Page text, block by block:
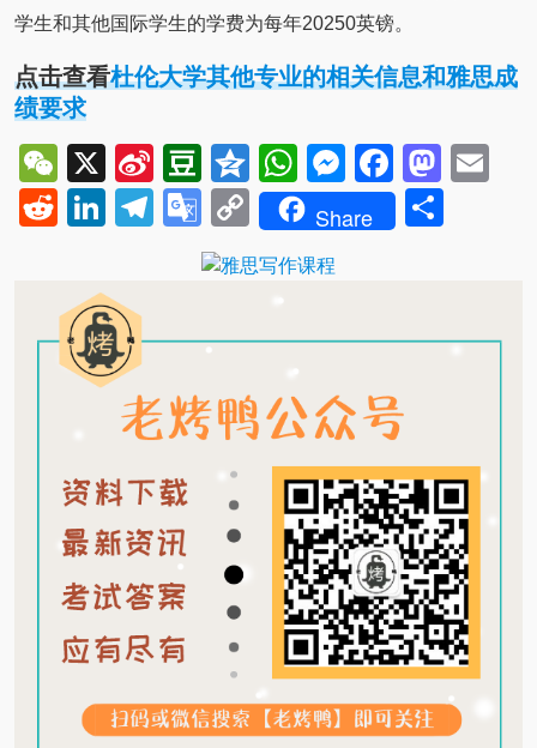
学生和其他国际学生的学费为每年20250英镑。
点击查看杜伦大学其他专业的相关信息和雅思成
绩要求
WeChat
X
Sina
Weibo
Douban
QzoneWhatsApp
Messenger
RedditLinkedIn
Telegram
Google
Translate
Copy
Link
Share